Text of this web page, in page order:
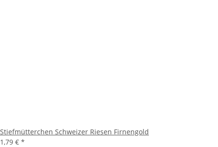
Stiefmütterchen Schweizer Riesen Firnengold
1,79 € *